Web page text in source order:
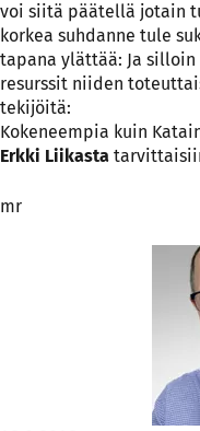
voi siitä päätellä jotain
korkea suhdanne tule
tapana ylättää: Ja
resurssit niiden
tekijöitä:
Kokeneempia kuin
Erkki Liikasta
mr